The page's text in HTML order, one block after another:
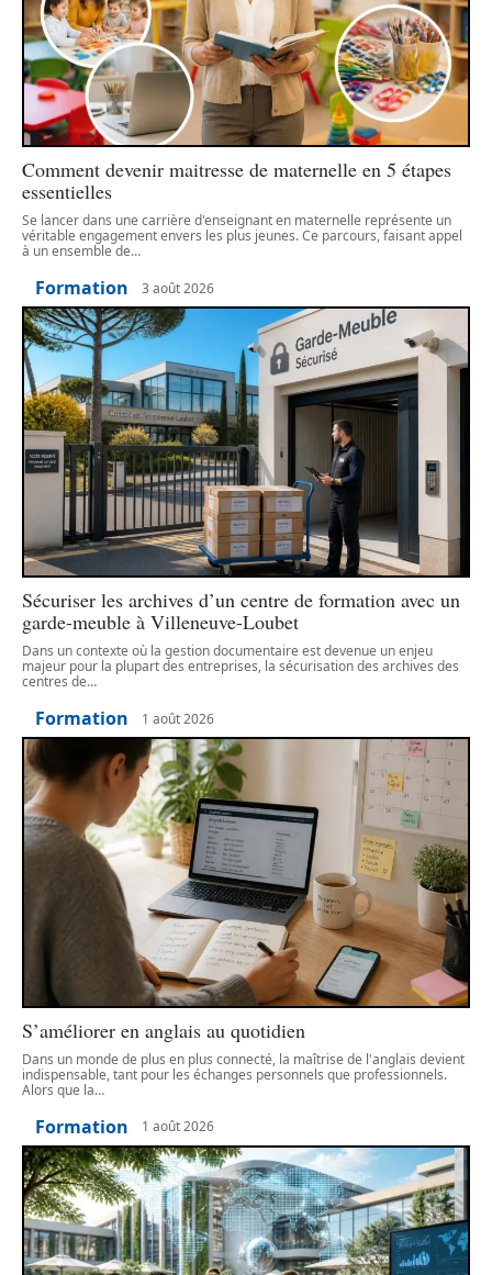
Comment devenir maitresse de maternelle en 5 étapes
essentielles
Se lancer dans une carrière d'enseignant en maternelle représente un
véritable engagement envers les plus jeunes. Ce parcours, faisant appel
à un ensemble de…
Formation 3 août 2026
Sécuriser les archives d’un centre de formation avec un
garde-meuble à Villeneuve-Loubet
Dans un contexte où la gestion documentaire est devenue un enjeu
majeur pour la plupart des entreprises, la sécurisation des archives des
centres de…
Formation 1 août 2026
S’améliorer en anglais au quotidien
Dans un monde de plus en plus connecté, la maîtrise de l'anglais devient
indispensable, tant pour les échanges personnels que professionnels.
Alors que la…
Formation 1 août 2026